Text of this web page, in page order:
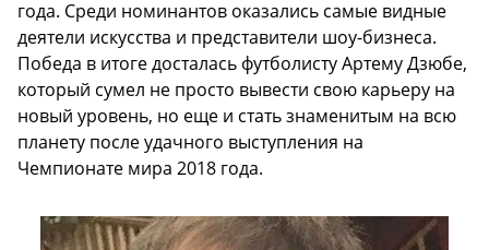
года. Среди номинантов оказались самые видные
деятели искусства и представители шоу-бизнеса.
Победа в итоге досталась футболисту Артему Дзюбе,
который сумел не просто вывести свою карьеру на
новый уровень, но еще и стать знаменитым на всю
планету после удачного выступления на
Чемпионате мира 2018 года.